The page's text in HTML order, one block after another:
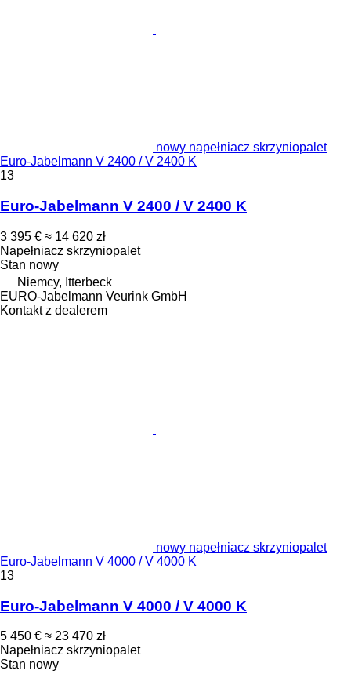
nowy napełniacz skrzyniopalet
Euro-Jabelmann V 2400 / V 2400 K
13
Euro-Jabelmann V 2400 / V 2400 K
3 395 € ≈ 14 620 zł
Napełniacz skrzyniopalet
Stan nowy
Niemcy, Itterbeck
EURO-Jabelmann Veurink GmbH
Kontakt z dealerem
nowy napełniacz skrzyniopalet
Euro-Jabelmann V 4000 / V 4000 K
13
Euro-Jabelmann V 4000 / V 4000 K
5 450 € ≈ 23 470 zł
Napełniacz skrzyniopalet
Stan nowy